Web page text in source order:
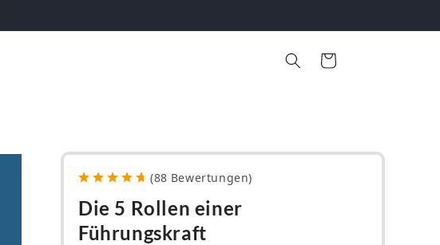
Warenkorb
(88 Bewertungen)
Die 5 Rollen einer
Führungskraft